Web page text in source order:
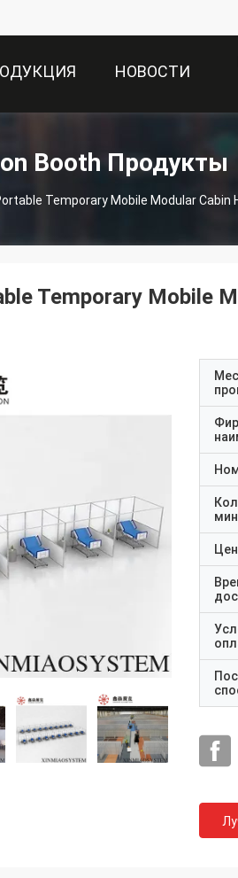
НОВОСТИ
Booth Продукты
Temporary Mobile Modular
Temporary Mobile